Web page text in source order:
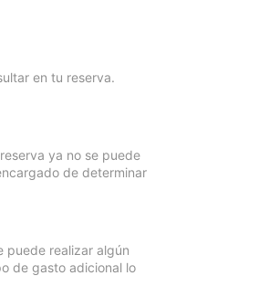
en tu reserva.
ya no se puede
de determinar
puede realizar algún
de gasto adicional lo